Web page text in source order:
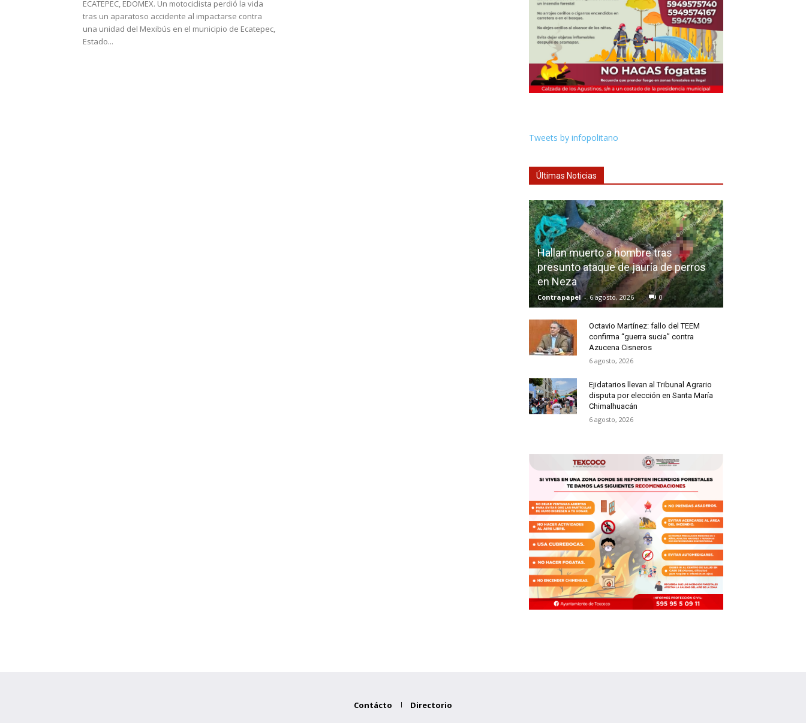
ECATEPEC, EDOMEX. Un motociclista perdió la vida
tras un aparatoso accidente al impactarse contra
una unidad del Mexibús en el municipio de Ecatepec,
Estado...
Tweets by infopolitano
Últimas Noticias
Hallan muerto a hombre tras
presunto ataque de jauría de perros
en Neza
Contrapapel - 6 agosto, 2026 0
Octavio Martínez: fallo del TEEM
confirma “guerra sucia” contra
Azucena Cisneros
6 agosto, 2026
Ejidatarios llevan al Tribunal Agrario
disputa por elección en Santa María
Chimalhuacán
6 agosto, 2026
Contácto Directorio